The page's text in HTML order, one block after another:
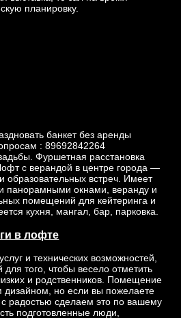
планировку.
банкет без аренды
: 89692842264
Фуршетная расстановка
с верандой в центре города —
образовательных встреч. Имеет
панорамными окнами, веранду и
помещений для кейтеринга и
кухня, мангал, бар, парковка.
в лофте
и технических возможностей,
того, чтобы весело отметить
и родственников. Помещение
дизайном, но если вы пожелаете
радостью сделаем это по вашему
подготовленные люди,